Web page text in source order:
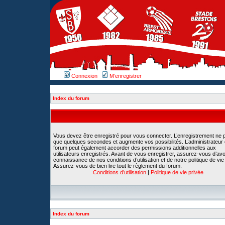
Connexion M’enregistrer
Index du forum
Vous devez être enregistré pour vous connecter. L’enregistrement ne
que quelques secondes et augmente vos possibilités. L’administrateur
forum peut également accorder des permissions additionnelles aux
utilisateurs enregistrés. Avant de vous enregistrer, assurez-vous
connaissance de nos conditions d’utilisation et de notre politique de
Assurez-vous de bien lire tout le règlement du forum.
Conditions d’utilisation | Politique de vie privée
Index du forum